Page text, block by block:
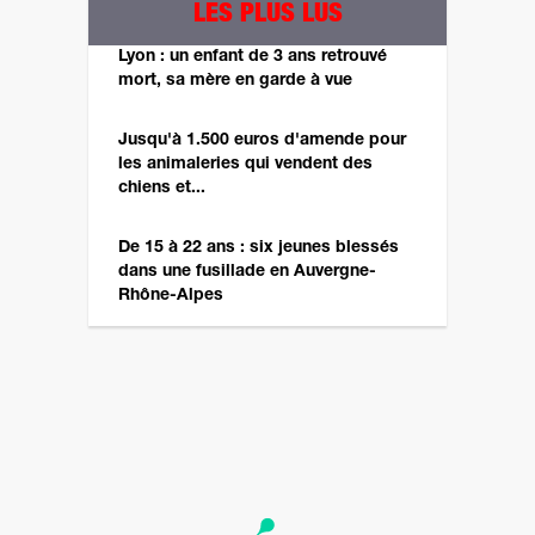
LES PLUS LUS
Lyon : un enfant de 3 ans retrouvé
mort, sa mère en garde à vue
Jusqu'à 1.500 euros d'amende pour
les animaleries qui vendent des
chiens et...
De 15 à 22 ans : six jeunes blessés
dans une fusillade en Auvergne-
Rhône-Alpes